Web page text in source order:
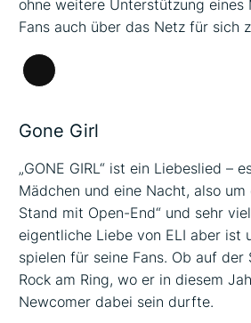
ohne weitere Unterstützung eines
Fans auch über das Netz für sich
Lange
Gone Girl
„GONE GIRL“ ist ein Liebeslied –
Mädchen und eine Nacht, also um
Stand mit Open-End“ und sehr
eigentliche Liebe von ELI aber ist
spielen für seine Fans. Ob auf der
Rock am Ring, wo er in diesem
Newcomer dabei sein durfte.